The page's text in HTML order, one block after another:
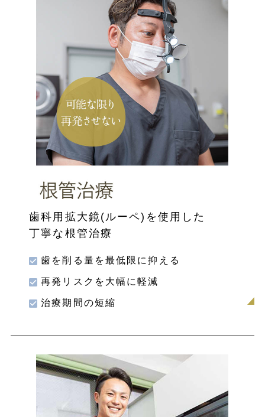
歯科用拡大鏡(ルーペ)を使用した
丁寧な根管治療
歯を削る量を最低限に抑える
再発リスクを大幅に軽減
治療期間の短縮